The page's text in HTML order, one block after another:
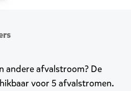
andere afvalstroom? De
voor 5 afvalstromen.